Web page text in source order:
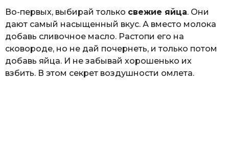
Во-первых, выбирай только свежие яйца. Они
дают самый насыщенный вкус. А вместо молока
добавь сливочное масло. Растопи его на
сковороде, но не дай почернеть, и только потом
добавь яйца. И не забывай хорошенько их
взбить. В этом секрет воздушности омлета.